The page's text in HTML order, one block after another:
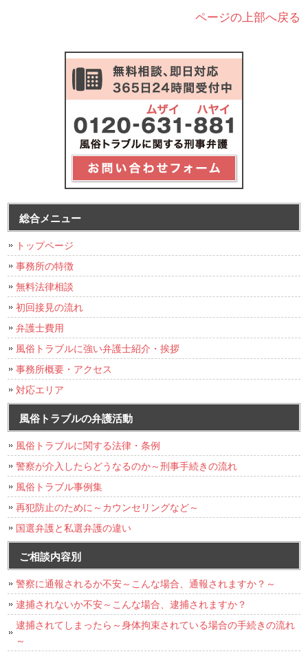
ページの上部へ戻る
総合メニュー
トップページ
事務所の特徴
無料法律相談
初回接見の流れ
弁護士費用
風俗トラブルに強い弁護士紹介・挨拶
事務所概要・アクセス
対応エリア
風俗トラブルの弁護活動
風俗トラブルに関する法律・条例
警察が介入したらどうなるのか～刑事手続きの流れ
風俗トラブル事例集
再犯防止のために～カウンセリングなど～
国選弁護と私選弁護の違い
ご相談内容別
警察に通報されるか不安～こんな場合、通報されますか？～
逮捕されないか不安～こんな場合、逮捕されますか？
逮捕されてしまったら～身体拘束されている場合の手続きの流れ
～